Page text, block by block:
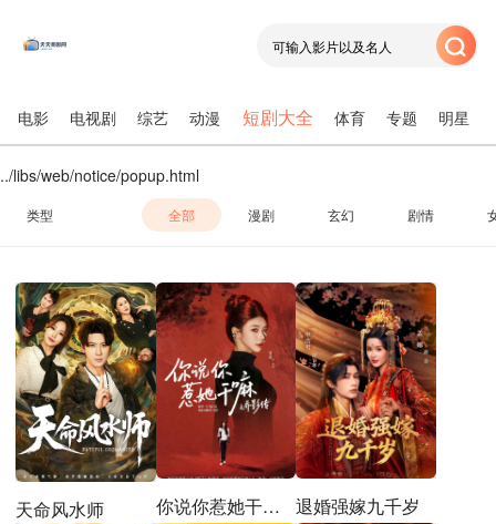
电影 电视剧 综艺 动漫 短剧大全 体育 专题 明星
../libs/web/notice/popup.html
类型 全部 漫剧 玄幻 剧情
天命风水师 你说你惹她干嘛之乔影传 退婚强嫁九千岁